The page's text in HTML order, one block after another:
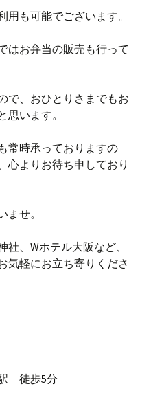
用も可能でございます。
はお弁当の販売も行って
で、おひとりさまでもお
思います。
常時承っておりますの
心よりお待ち申しており
ませ。
、Wホテル大阪など、
気軽にお立ち寄りくださ
徒歩5分